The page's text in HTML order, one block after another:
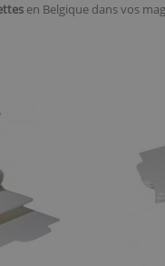
en Belgique dans vos